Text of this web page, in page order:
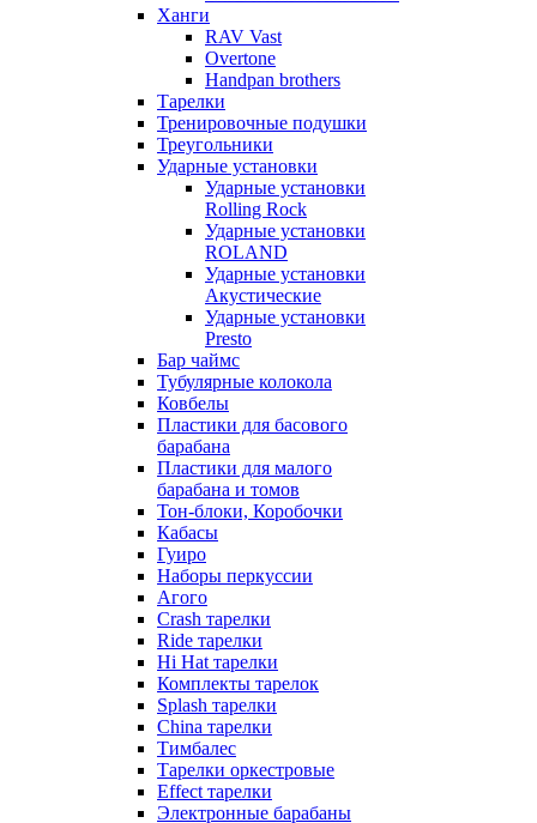
Ханги
RAV Vast
Overtone
Handpan brothers
Тарелки
Тренировочные подушки
Треугольники
Ударные установки
Ударные установки
Rolling Rock
Ударные установки
ROLAND
Ударные установки
Акустические
Ударные установки
Presto
Бар чаймс
Тубулярные колокола
Ковбелы
Пластики для басового
барабана
Пластики для малого
барабана и томов
Тон-блоки, Коробочки
Кабасы
Гуиро
Наборы перкуссии
Агого
Crash тарелки
Ride тарелки
Hi Hat тарелки
Комплекты тарелок
Splash тарелки
China тарелки
Тимбалес
Тарелки оркестровые
Effect тарелки
Электронные барабаны